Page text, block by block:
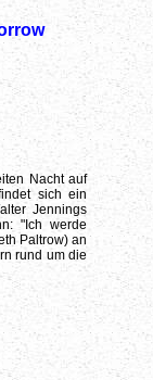
Nacht auf
sich ein
Jennings
"Ich werde
Paltrow) an
rund um die